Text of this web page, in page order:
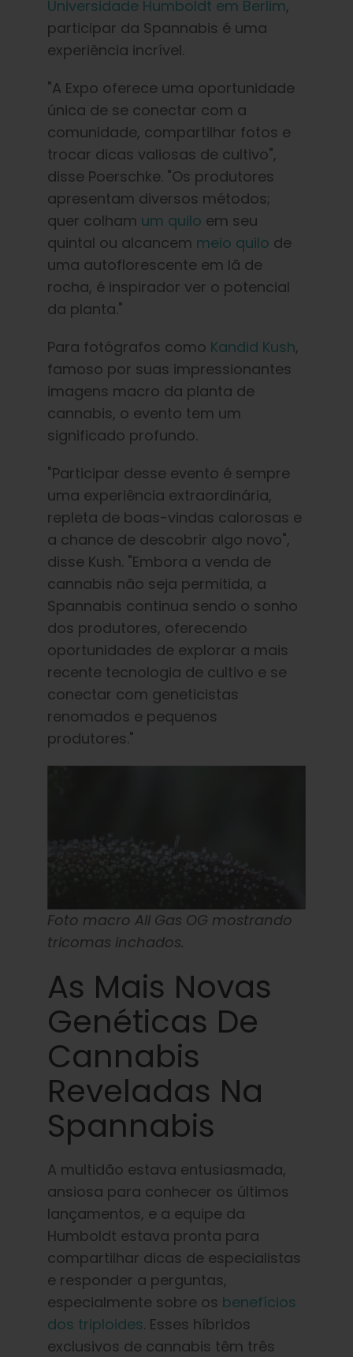
Universidade Humboldt em Berlim,
participar da Spannabis é uma
experiência incrível.
"A Expo oferece uma oportunidade
única de se conectar com a
comunidade, compartilhar fotos e
trocar dicas valiosas de cultivo",
disse Poerschke. "Os produtores
apresentam diversos métodos;
quer colham um quilo em seu
quintal ou alcancem meio quilo de
uma autoflorescente em lã de
rocha, é inspirador ver o potencial
da planta."
Para fotógrafos como Kandid Kush,
famoso por suas impressionantes
imagens macro da planta de
cannabis, o evento tem um
significado profundo.
"Participar desse evento é sempre
uma experiência extraordinária,
repleta de boas-vindas calorosas e
a chance de descobrir algo novo",
disse Kush. "Embora a venda de
cannabis não seja permitida, a
Spannabis continua sendo o sonho
dos produtores, oferecendo
oportunidades de explorar a mais
recente tecnologia de cultivo e se
conectar com geneticistas
renomados e pequenos
produtores."
Foto macro All Gas OG mostrando
tricomas inchados.
As Mais Novas
Genéticas De
Cannabis
Reveladas Na
Spannabis
A multidão estava entusiasmada,
ansiosa para conhecer os últimos
lançamentos, e a equipe da
Humboldt estava pronta para
compartilhar dicas de especialistas
e responder a perguntas,
especialmente sobre os benefícios
dos triploides. Esses híbridos
exclusivos de cannabis têm três